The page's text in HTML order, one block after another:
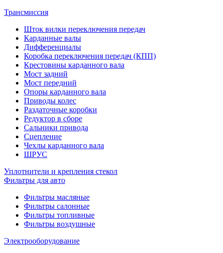
Трансмиссия
Шток вилки переключения передач
Карданные валы
Дифференциалы
Коробка переключения передач (КПП)
Крестовины карданного вала
Мост задний
Мост передний
Опоры карданного вала
Приводы колес
Раздаточные коробки
Редуктор в сборе
Сальники привода
Сцепление
Чехлы карданного вала
ШРУС
Уплотнители и крепления стекол
Фильтры для авто
Фильтры масляные
Фильтры салонные
Фильтры топливные
Фильтры воздушные
Электрооборудование